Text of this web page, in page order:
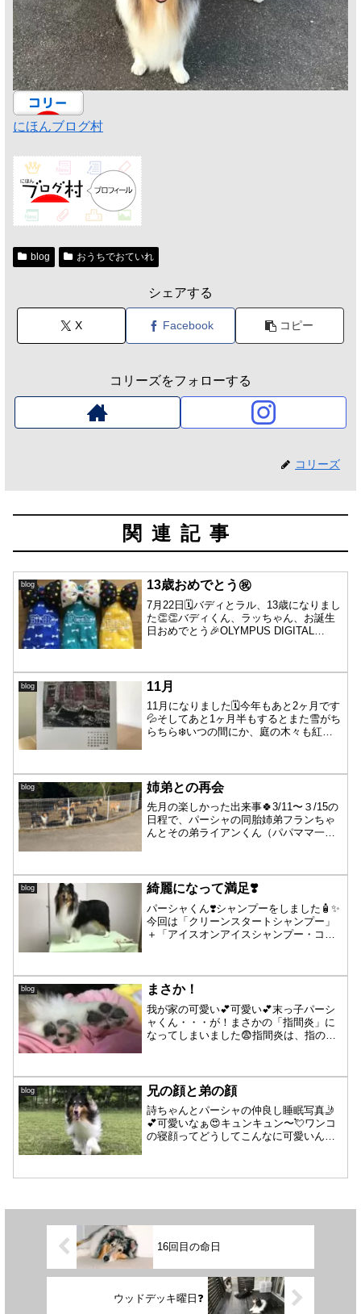
にほんブログ村
blog おうちでおていれ
シェアする
X Facebook コピー
コリーズをフォローする
コリーズ
関連記事
blog 13歳おめでとう㊗️
7月22日🗓バディとラル、13歳になりまし
た👏👏バディくん、ラッちゃん、お誕生
日おめでとう🎉OLYMPUS DIGITAL
ました❣️るっちゃんママ、トップバッタ...
blog 11月
11月になりました🗓今年もあと2ヶ月です
💦そしてあと1ヶ月半もするとまた雪がち
らちら❄️いつの間にか、庭の木々も紅葉
は先日またまた...
blog 姉弟との再会
先月の楽しかった出来事🍀3/11〜３/15の
日程で、パーシャの同胎姉弟フランちゃ
んとその弟ライアンくん（パパママ一
再会、ヘレンとお子様達は初めまして☺️
フランちゃん❤...
blog 綺麗になって満足❣️
パーシャくん❣️シャンプーをしました🧴✨
今回は「クリーンスタートシャンプー」
＋「アイスオンアイスシャンプー・コン
ンオイル配合でツヤとハリコシ・滑ら
か〜と正に効果を感じま...
blog まさか！
我が家の可愛い💕可愛い💕末っ子パーシ
ャくん・・・が！まさかの「指間炎」に
なってしまいました😨指間炎は、指の間
があるので、自分でほぼ噛んだり舐めた
りしますので、そのうちに...
blog 兄の顔と弟の顔
詩ちゃんとパーシャの仲良し睡眠写真🤳
💕可愛いなぁ😍キュンキュン〜💘ワンコ
の寝顔ってどうしてこんなに可愛いんで
ヤしながら写真撮ってたら起こしちゃっ
16回目の命日
ウッドデッキ曜日❓